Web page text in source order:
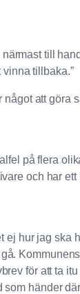
till
tillbaka.”
att göra
på flera
och har
ej hur jag ska
för att ta
händer